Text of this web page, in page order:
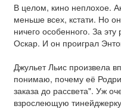
В целом, кино неплохое.
меньше всех, кстати. Но
ничего особенного. За
Оскар. И он проиграл
Джульет Льис произвела
понимаю, почему её
заказа до рассвета". Уж
взрослеющую